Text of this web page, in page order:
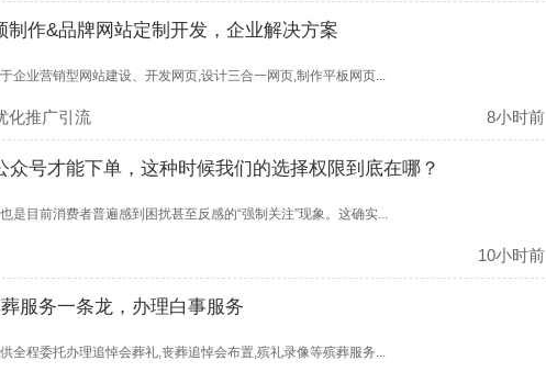
制作&品牌网站定制开发，企业解决方案
企业营销型网站建设、开发网页,设计三合一网页,制作平板网页...
化推广引流 8小时前
众号才能下单，这种时候我们的选择权限到底在哪？
是目前消费者普遍感到困扰甚至反感的“强制关注”现象。这确实...
10小时前
服务一条龙，办理白事服务
全程委托办理追悼会葬礼,丧葬追悼会布置,殡礼录像等殡葬服务...